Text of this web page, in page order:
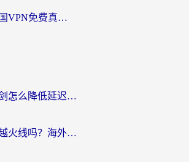
海外党必看：中国VPN免费真的靠谱吗？手把手教你选对回国加速器
国外玩流星蝴蝶剑怎么降低延迟？海外党必看的加速秘籍（含欧洲鸣潮&彩虹岛优化攻略）
在国外也能玩穿越火线吗？海外玩家国服游戏畅玩终极指南